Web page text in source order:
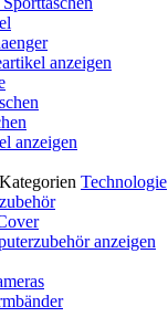
anzeigen
anzeigen
Technologie
anzeigen